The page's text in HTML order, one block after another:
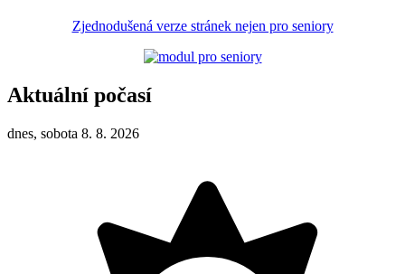
Zjednodušená verze stránek nejen pro seniory
Aktuální počasí
dnes, sobota 8. 8. 2026